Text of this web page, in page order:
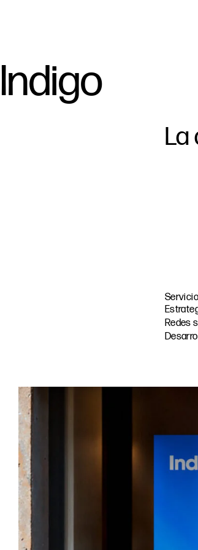
Indigo
La
Servicio
Redes